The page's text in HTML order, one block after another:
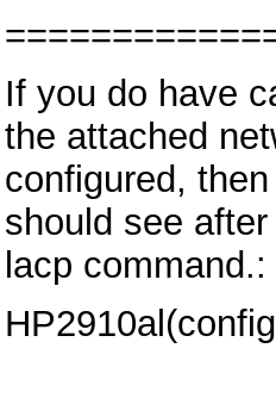
If you do have
the attached
configured,
should see
lacp command.: